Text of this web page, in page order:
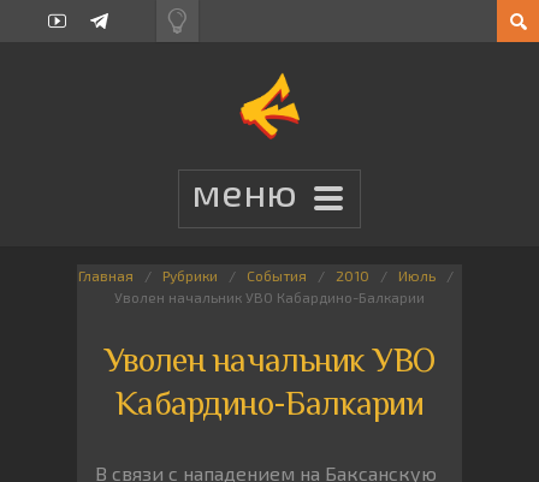
Главная Рубрики События 2010
Июль
Уволен начальник УВО Кабардино-Балкарии
Уволен начальник УВО
Кабардино-Балкарии
В связи с нападением на Баксанскую